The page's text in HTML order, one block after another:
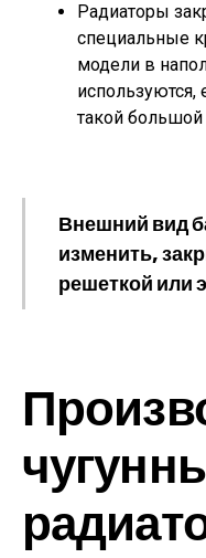
Радиаторы
специальные
модели в
такой большой
Внешний вид
изменить,
решеткой или